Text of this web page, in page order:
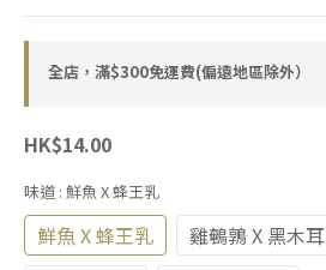
全店，滿$300免運費(偏遠地區除外）
HK$14.00
味道 : 鮮魚 X 蜂王乳
鮮魚 X 蜂王乳 雞鵪鶉 X 黑木耳